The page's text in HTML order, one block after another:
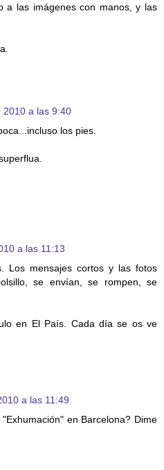
a las imágenes con manos, y las
2010 a las 9:40
los pies.
a las 11:13
Los mensajes cortos y las fotos
se envían, se rompen, se
en El País. Cada día se os ve
a las 11:49
en Barcelona? Dime